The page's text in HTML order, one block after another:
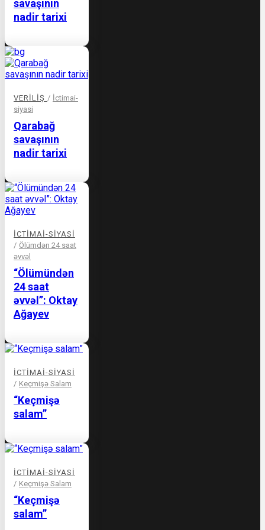
savaşının
nadir tarixi
VERILIŞ / İctimai-
siyasi
Qarabağ
savaşının
nadir tarixi
İCTIMAI-SIYASI
/ Ölümdən 24 saat
əvvəl
“Ölümündən
24 saat
əvvəl”: Oktay
Ağayev
İCTIMAI-SIYASI
/ Keçmişə Salam
“Keçmişə
salam”
İCTIMAI-SIYASI
/ Keçmişə Salam
“Keçmişə
salam”